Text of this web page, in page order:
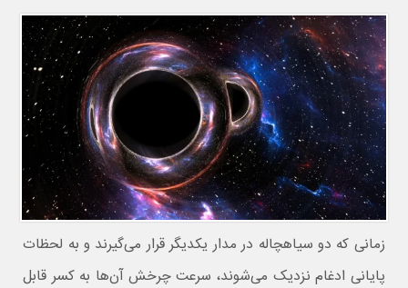
زمانی که دو سیاهچاله در مدار یکدیگر قرار می‌گیرند و به لحظات
پایانی ادغام نزدیک می‌شوند، سرعت چرخش آن‌ها به کسر قابل